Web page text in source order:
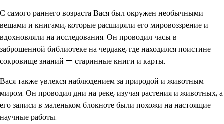
С самого раннего возраста Вася был окружен необычными
вещами и книгами, которые расширяли его мировоззрение и
вдохновляли на исследования. Он проводил часы в
заброшенной библиотеке на чердаке, где находился поистине
сокровище знаний — старинные книги и карты.
Вася также увлекся наблюдением за природой и животным
миром. Он проводил дни на реке, изучая растения и животных, а
его записи в маленьком блокноте были похожи на настоящие
научные работы.